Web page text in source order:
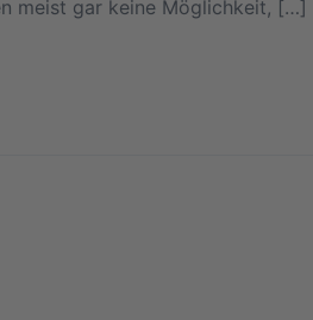
meist gar keine Möglichkeit, […]